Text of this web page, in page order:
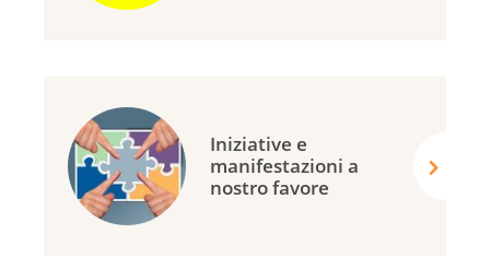
Iniziative e
manifestazioni a
nostro favore